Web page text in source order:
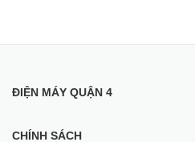
ĐIỆN MÁY QUẬN 4
CHÍNH SÁCH